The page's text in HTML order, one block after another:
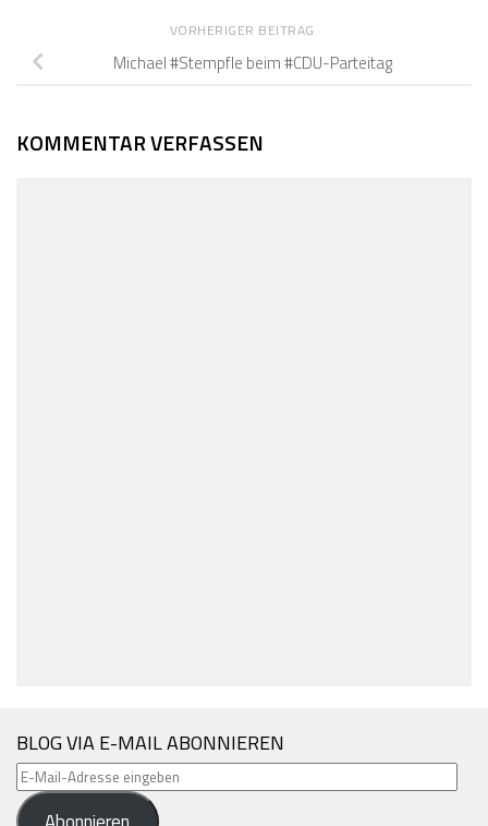
VORHERIGER BEITRAG
Michael #Stempfle beim #CDU-Parteitag
KOMMENTAR VERFASSEN
BLOG VIA E-MAIL ABONNIEREN
E-
Mail-